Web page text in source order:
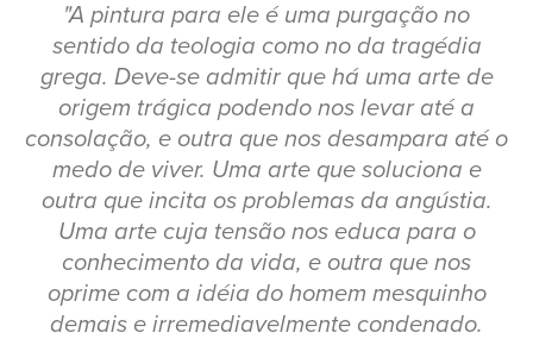
"A pintura para ele é uma purgação no
sentido da teologia como no da tragédia
grega. Deve-se admitir que há uma arte de
origem trágica podendo nos levar até a
consolação, e outra que nos desampara até o
medo de viver. Uma arte que soluciona e
outra que incita os problemas da angústia.
Uma arte cuja tensão nos educa para o
conhecimento da vida, e outra que nos
oprime com a idéia do homem mesquinho
demais e irremediavelmente condenado.